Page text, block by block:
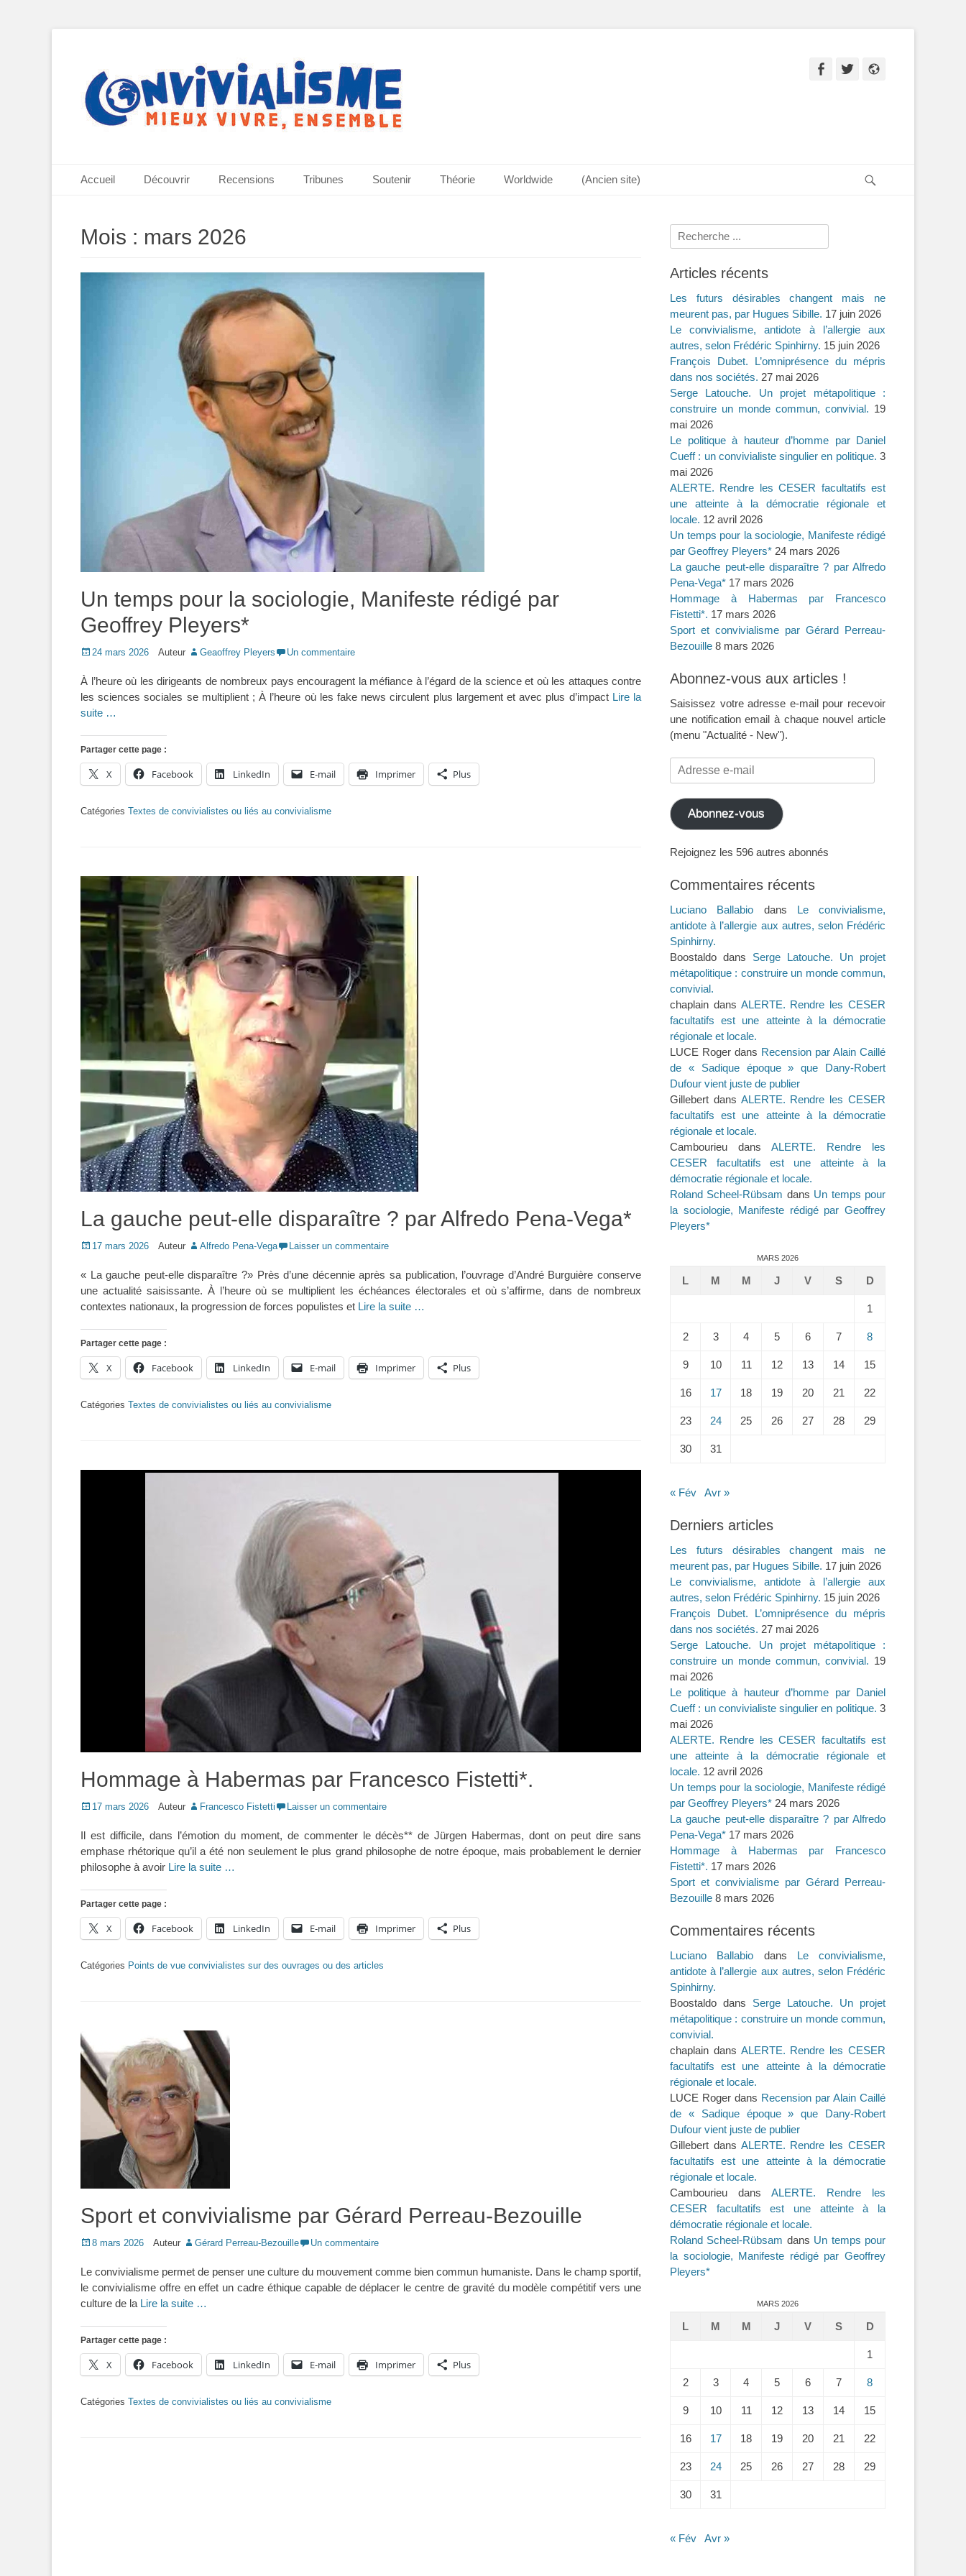
Convivialisme Facebook
Twitter
Menu principal
Accueil Découvrir Recensions Tribunes Soutenir Théorie Worldwide (Ancien site)
Mois : mars 2026
Un temps pour la sociologie, Manifeste rédigé par
Geoffrey Pleyers*
Posted
24 mars 2026 Auteur Geaoffrey Pleyers Un commentaire
À l’heure où les dirigeants de nombreux pays encouragent la méfiance à l’égard de la science et où les attaques contre
les sciences sociales se multiplient ; À l’heure où les fake news circulent plus largement et avec plus d’impact Lire la
suite …
Partager cette page :
X Facebook LinkedIn E-mail Imprimer Plus
Catégories Textes de convivialistes ou liés au convivialisme
La gauche peut-elle disparaître ? par Alfredo Pena-Vega*
Posted
17 mars 2026 Auteur Alfredo Pena-Vega Laisser un commentaire
« La gauche peut-elle disparaître ?» Près d’une décennie après sa publication, l’ouvrage d’André Burguière conserve
une actualité saisissante. À l’heure où se multiplient les échéances électorales et où s’affirme, dans de nombreux
contextes nationaux, la progression de forces populistes et Lire la suite …
Partager cette page :
X Facebook LinkedIn E-mail Imprimer Plus
Catégories Textes de convivialistes ou liés au convivialisme
Hommage à Habermas par Francesco Fistetti*.
Posted
17 mars 2026 Auteur Francesco Fistetti Laisser un commentaire
Il est difficile, dans l’émotion du moment, de commenter le décès** de Jürgen Habermas, dont on peut dire sans
emphase rhétorique qu’il a été non seulement le plus grand philosophe de notre époque, mais probablement le dernier
philosophe à avoir Lire la suite …
Partager cette page :
X Facebook LinkedIn E-mail Imprimer Plus
Catégories Points de vue convivialistes sur des ouvrages ou des articles
Sport et convivialisme par Gérard Perreau-Bezouille
Posted
8 mars 2026 Auteur Gérard Perreau-Bezouille Un commentaire
Le convivialisme permet de penser une culture du mouvement comme bien commun humaniste. Dans le champ sportif,
le convivialisme offre en effet un cadre éthique capable de déplacer le centre de gravité du modèle compétitif vers une
culture de la Lire la suite …
Partager cette page :
X Facebook LinkedIn E-mail Imprimer Plus
Catégories Textes de convivialistes ou liés au convivialisme
Rechercher :
Articles récents
Les futurs désirables changent mais ne
meurent pas, par Hugues Sibille. 17 juin 2026
Le convivialisme, antidote à l’allergie aux
autres, selon Frédéric Spinhirny. 15 juin 2026
François Dubet. L’omniprésence du mépris
dans nos sociétés. 27 mai 2026
Serge Latouche. Un projet métapolitique :
construire un monde commun, convivial. 19
mai 2026
Le politique à hauteur d’homme par Daniel
Cueff : un convivialiste singulier en politique. 3
mai 2026
ALERTE. Rendre les CESER facultatifs est
une atteinte à la démocratie régionale et
locale. 12 avril 2026
Un temps pour la sociologie, Manifeste rédigé
par Geoffrey Pleyers* 24 mars 2026
La gauche peut-elle disparaître ? par Alfredo
Pena-Vega* 17 mars 2026
Hommage à Habermas par Francesco
Fistetti*. 17 mars 2026
Sport et convivialisme par Gérard Perreau-
Bezouille 8 mars 2026
Abonnez-vous aux articles !
Saisissez votre adresse e-mail pour recevoir
une notification email à chaque nouvel article
(menu "Actualité - New").
Adresse
e-
mail
Abonnez-vous
Rejoignez les 596 autres abonnés
Commentaires récents
Luciano Ballabio dans Le convivialisme,
antidote à l’allergie aux autres, selon Frédéric
Spinhirny.
Boostaldo dans Serge Latouche. Un projet
métapolitique : construire un monde commun,
convivial.
chaplain dans ALERTE. Rendre les CESER
facultatifs est une atteinte à la démocratie
régionale et locale.
LUCE Roger dans Recension par Alain Caillé
de « Sadique époque » que Dany-Robert
Dufour vient juste de publier
Gillebert dans ALERTE. Rendre les CESER
facultatifs est une atteinte à la démocratie
régionale et locale.
Cambourieu dans ALERTE. Rendre les
CESER facultatifs est une atteinte à la
démocratie régionale et locale.
Roland Scheel-Rübsam dans Un temps pour
la sociologie, Manifeste rédigé par Geoffrey
Pleyers*
MARS 2026
L M M J V S D
1
2 3 4 5 6 7 8
9 10 11 12 13 14 15
16 17 18 19 20 21 22
23 24 25 26 27 28 29
30 31
« Fév Avr »
Derniers articles
Les futurs désirables changent mais ne
meurent pas, par Hugues Sibille. 17 juin 2026
Le convivialisme, antidote à l’allergie aux
autres, selon Frédéric Spinhirny. 15 juin 2026
François Dubet. L’omniprésence du mépris
dans nos sociétés. 27 mai 2026
Serge Latouche. Un projet métapolitique :
construire un monde commun, convivial. 19
mai 2026
Le politique à hauteur d’homme par Daniel
Cueff : un convivialiste singulier en politique. 3
mai 2026
ALERTE. Rendre les CESER facultatifs est
une atteinte à la démocratie régionale et
locale. 12 avril 2026
Un temps pour la sociologie, Manifeste rédigé
par Geoffrey Pleyers* 24 mars 2026
La gauche peut-elle disparaître ? par Alfredo
Pena-Vega* 17 mars 2026
Hommage à Habermas par Francesco
Fistetti*. 17 mars 2026
Sport et convivialisme par Gérard Perreau-
Bezouille 8 mars 2026
Commentaires récents
Luciano Ballabio dans Le convivialisme,
antidote à l’allergie aux autres, selon Frédéric
Spinhirny.
Boostaldo dans Serge Latouche. Un projet
métapolitique : construire un monde commun,
convivial.
chaplain dans ALERTE. Rendre les CESER
facultatifs est une atteinte à la démocratie
régionale et locale.
LUCE Roger dans Recension par Alain Caillé
de « Sadique époque » que Dany-Robert
Dufour vient juste de publier
Gillebert dans ALERTE. Rendre les CESER
facultatifs est une atteinte à la démocratie
régionale et locale.
Cambourieu dans ALERTE. Rendre les
CESER facultatifs est une atteinte à la
démocratie régionale et locale.
Roland Scheel-Rübsam dans Un temps pour
la sociologie, Manifeste rédigé par Geoffrey
Pleyers*
MARS 2026
L M M J V S D
1
2 3 4 5 6 7 8
9 10 11 12 13 14 15
16 17 18 19 20 21 22
23 24 25 26 27 28 29
30 31
« Fév Avr »